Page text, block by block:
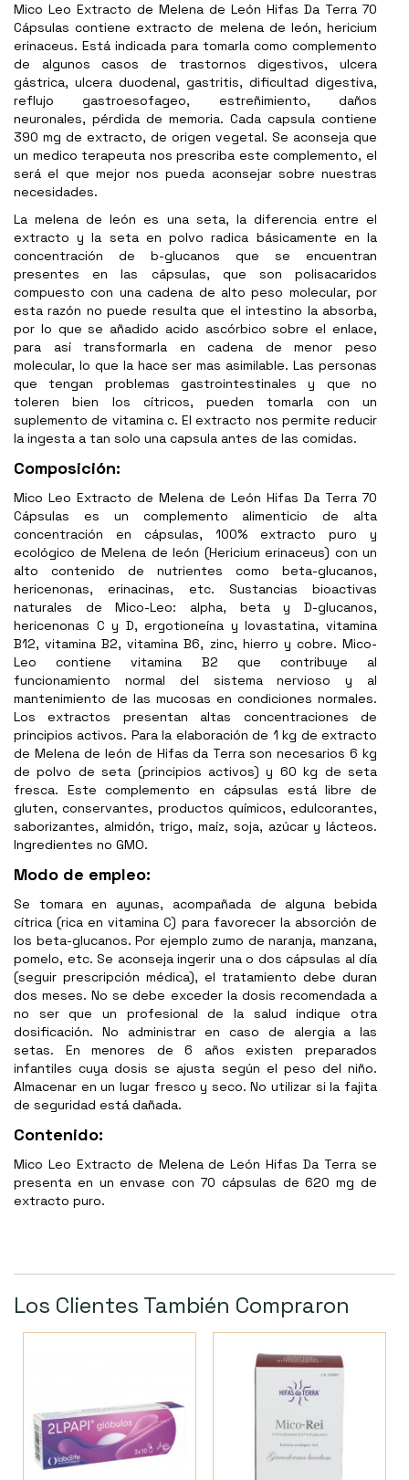
Mico Leo Extracto de Melena de León Hifas Da Terra 70
Cápsulas contiene extracto de melena de león, hericium
erinaceus. Está indicada para tomarla como complemento
de algunos casos de trastornos digestivos, ulcera
gástrica, ulcera duodenal, gastritis, dificultad digestiva,
reflujo gastroesofageo, estreñimiento, daños
neuronales, pérdida de memoria. Cada capsula contiene
390 mg de extracto, de origen vegetal. Se aconseja que
un medico terapeuta nos prescriba este complemento, el
será el que mejor nos pueda aconsejar sobre nuestras
necesidades.
La melena de león es una seta, la diferencia entre el
extracto y la seta en polvo radica básicamente en la
concentración de b-glucanos que se encuentran
presentes en las cápsulas, que son polisacaridos
compuesto con una cadena de alto peso molecular, por
esta razón no puede resulta que el intestino la absorba,
por lo que se añadido acido ascórbico sobre el enlace,
para así transformarla en cadena de menor peso
molecular, lo que la hace ser mas asimilable. Las personas
que tengan problemas gastrointestinales y que no
toleren bien los cítricos, pueden tomarla con un
suplemento de vitamina c. El extracto nos permite reducir
la ingesta a tan solo una capsula antes de las comidas.
Composición:
Mico Leo Extracto de Melena de León Hifas Da Terra 70
Cápsulas es un complemento alimenticio de alta
concentración en cápsulas, 100% extracto puro y
ecológico de Melena de león (Hericium erinaceus) con un
alto contenido de nutrientes como beta-glucanos,
hericenonas, erinacinas, etc. Sustancias bioactivas
naturales de Mico-Leo: alpha, beta y D-glucanos,
hericenonas C y D, ergotioneína y lovastatina, vitamina
B12, vitamina B2, vitamina B6, zinc, hierro y cobre. Mico-
Leo contiene vitamina B2 que contribuye al
funcionamiento normal del sistema nervioso y al
mantenimiento de las mucosas en condiciones normales.
Los extractos presentan altas concentraciones de
principios activos. Para la elaboración de 1 kg de extracto
de Melena de león de Hifas da Terra son necesarios 6 kg
de polvo de seta (principios activos) y 60 kg de seta
fresca. Este complemento en cápsulas está libre de
gluten, conservantes, productos químicos, edulcorantes,
saborizantes, almidón, trigo, maíz, soja, azúcar y lácteos.
Ingredientes no GMO.
Modo de empleo:
Se tomara en ayunas, acompañada de alguna bebida
cítrica (rica en vitamina C) para favorecer la absorción de
los beta-glucanos. Por ejemplozumo de naranja, manzana,
pomelo, etc. Se aconseja ingerir una o dos cápsulas al día
(seguir prescripción médica), el tratamiento debe duran
dos meses. No se debe exceder la dosis recomendada a
no ser que un profesional de la salud indique otra
dosificación. No administrar en caso de alergia a las
setas. En menores de 6 años existen preparados
infantiles cuya dosis se ajusta según el peso del niño.
Almacenar en un lugar fresco y seco. No utilizar si la fajita
de seguridad está dañada.
Contenido:
Mico Leo Extracto de Melena de León Hifas Da Terra se
presenta en un envase con 70 cápsulas de 620 mg de
extracto puro.
Los Clientes También Compraron